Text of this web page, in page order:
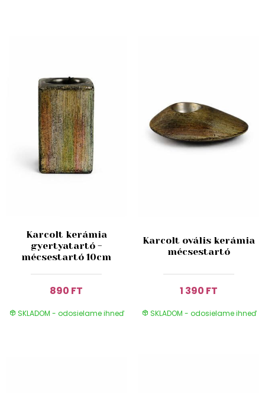
Karcolt kerámia
gyertyatartó -
mécsestartó 10cm
890 FT
SKLADOM - odosielame ihneď
Karcolt ovális kerámia
mécsestartó
1 390 FT
SKLADOM - odosielame ihneď